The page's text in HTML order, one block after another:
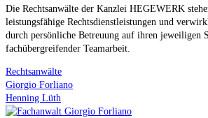
Die Rechtsanwälte der Kanzlei HEGEWERK
leistungsfähige Rechtsdienstleistungen und
durch persönliche Betreuung auf ihren jeweiligen
fachübergreifender Teamarbeit.
Rechtsanwälte
Giorgio Forliano
Henning Lüth